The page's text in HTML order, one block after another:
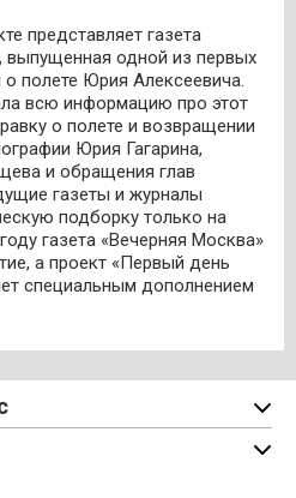
представляет газета
одной из первых
полете Юрия Алексеевича.
всю информацию про этот
о полете и возвращении
Юрия Гагарина,
и обращения глав
газеты и журналы
подборку только на
газета «Вечерняя Москва»
а проект «Первый день
специальным дополнением